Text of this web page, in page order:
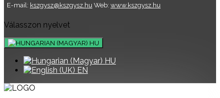
E-mail: kszgysz@kszgysz.hu Web: www.kszgysz.hu
Válasszon nyelvet
HU
HU
EN